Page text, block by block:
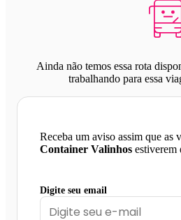
Ainda não temos essa rota
trabalhando para essa
Receba um aviso assim que as
Container Valinhos estiverem
Digite seu email